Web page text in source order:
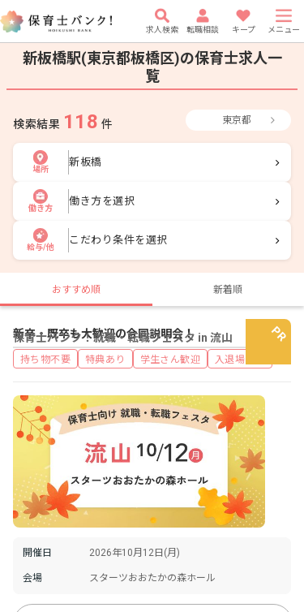
求人検索 転職相談 キープ メニュー
新板橋駅(東京都板橋区)の保育士求人一
覧
検索結果 118 件 東京都
場所
新板橋
働き方
働き方を選択
給与/他
こだわり条件を選択
おすすめ順 新着順
保育士バンク！就職・転職フェスタ in 流山
新卒・既卒も大歓迎の合同説明会！
持ち物不要 特典あり 学生さん歓迎 入退場自由
開催日 2026年10月12日(月)
会場 スターツおおたかの森ホール